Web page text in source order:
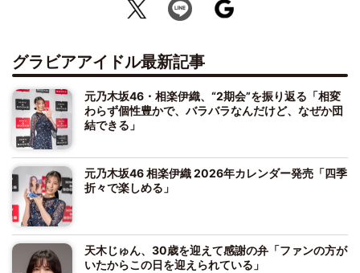
グラビアアイドル最新記事
元乃木坂46・相楽伊織、“2期会”を振り返る「相変
わらず個性豊かで、バラバラなんだけど、なぜか団
結できる」
元乃木坂46 相楽伊織 2026年カレンダー発売「四季
折々で楽しめる」
天木じゅん、30歳を迎えて感謝の弁「ファンの方が
いたからこの日を迎えられている」